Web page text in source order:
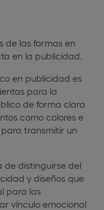
de las formas en
en la publicidad.
en publicidad es
para la
de forma clara
como colores e
transmitir un
de distinguirse del
y diseños que
para las
vínculo emocional